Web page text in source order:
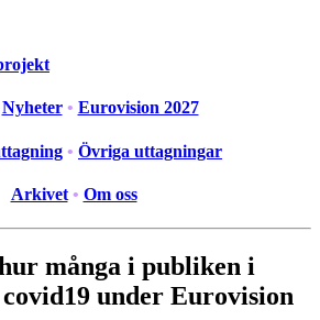
Nyheter • Eurovision 2027
• Övriga uttagningar
Arkivet • Om oss
många i publiken i
under Eurovision